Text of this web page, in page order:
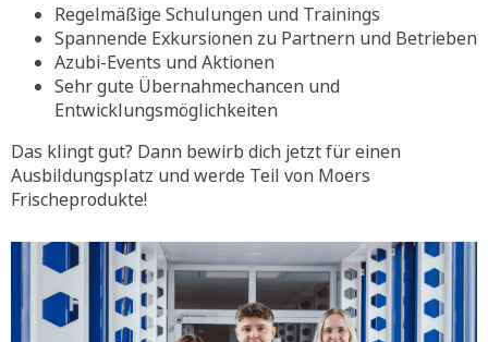
Regelmäßige Schulungen und Trainings
Spannende Exkursionen zu Partnern und Betrieben
Azubi-Events und Aktionen
Sehr gute Übernahmechancen und
Entwicklungsmöglichkeiten
Das klingt gut? Dann bewirb dich jetzt für einen
Ausbildungsplatz und werde Teil von Moers
Frischeprodukte!